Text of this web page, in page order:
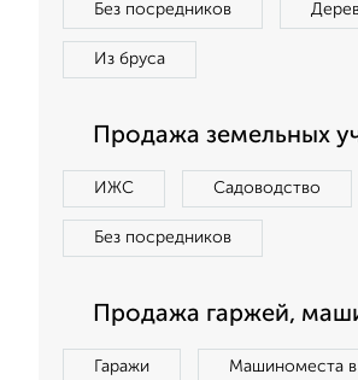
Без посредников
Из бруса
Продажа земельных
ИЖС Садоводство
Без посредников
Продажа гаржей,
Гаражи Машиноместа в